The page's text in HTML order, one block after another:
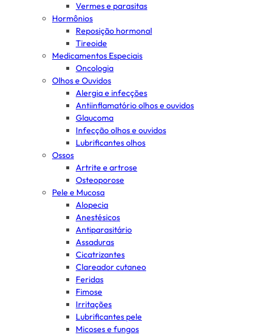
Vermes e parasitas
Hormônios
Reposição hormonal
Tireoide
Medicamentos Especiais
Oncologia
Olhos e Ouvidos
Alergia e infecções
Antiinflamatório olhos e ouvidos
Glaucoma
Infecção olhos e ouvidos
Lubrificantes olhos
Ossos
Artrite e artrose
Osteoporose
Pele e Mucosa
Alopecia
Anestésicos
Antiparasitário
Assaduras
Cicatrizantes
Clareador cutaneo
Feridas
Fimose
Irritações
Lubrificantes pele
Micoses e fungos